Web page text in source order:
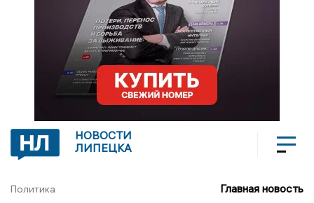
НОВОСТИ
ЛИПЕЦКА
Политика Главная новость